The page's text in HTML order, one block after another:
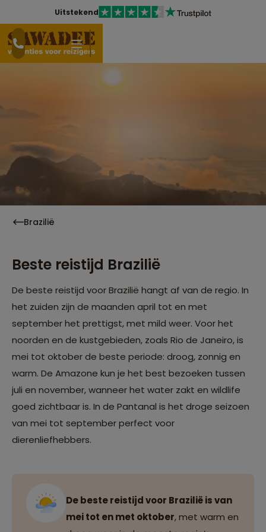
Uitstekend
Brazilië
Beste reistijd Brazilië
De beste reistijd voor Brazilië hangt af van de regio. In
het zuiden zijn de maanden april tot en met
september het prettigst, met mild weer. Voor het
noorden en de kustgebieden, zoals Rio de Janeiro, is
mei tot oktober de beste periode: droog, zonnig en
warm. De Amazone kun je het best bezoeken tussen
juli en november, wanneer het water zakt en wildlife
goed zichtbaar is. In de Pantanal is het droge seizoen
van mei tot september perfect voor
dierenliefhebbers.
De beste reistijd voor Brazilië is van
mei tot en met oktober, met warm en